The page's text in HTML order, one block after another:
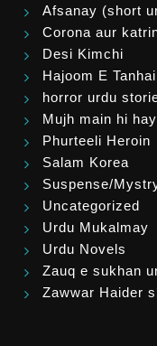
Afsanay (short
Corona aur
Desi Kimchi
Hajoom E Tanhai
horror urdu
Mujh main hi
Phurteeli Heroin
Salam Korea
Suspense/
Uncategorized
Urdu Mukalmay
Urdu Novels
Zauq e sukhan
Zawwar Haider